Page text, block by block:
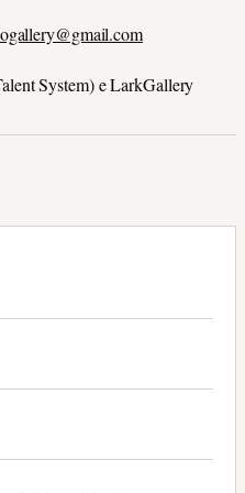
System) e LarkGallery